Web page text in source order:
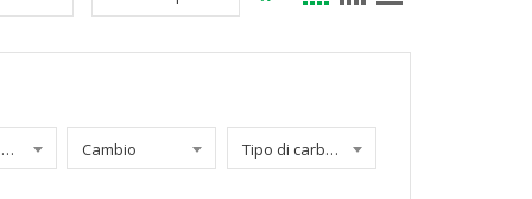
Chilometraggio Cambio Tipo di carburante